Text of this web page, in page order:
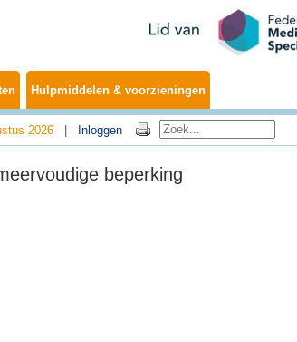
Hulpmiddelen & voorzieningen
2026 Inloggen
beperking